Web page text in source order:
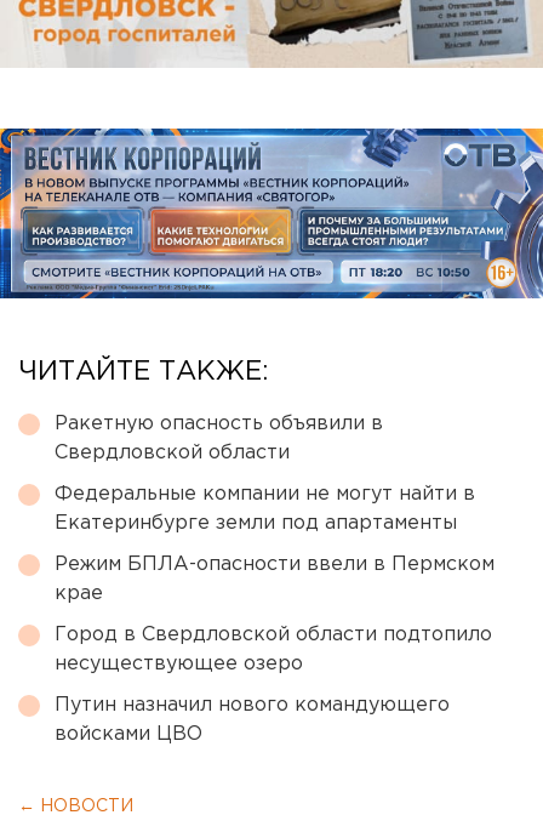
ЧИТАЙТЕ ТАКЖЕ:
Ракетную опасность объявили в
Свердловской области
Федеральные компании не могут найти в
Екатеринбурге земли под апартаменты
Режим БПЛА-опасности ввели в Пермском
крае
Город в Свердловской области подтопило
несуществующее озеро
Путин назначил нового командующего
войсками ЦВО
← НОВОСТИ